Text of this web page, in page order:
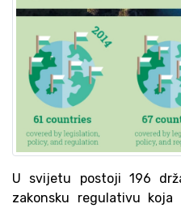
U svijetu postoji 196
zakonsku regulativu